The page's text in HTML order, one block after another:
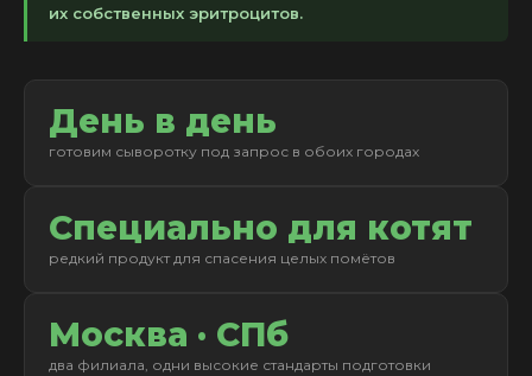
их собственных эритроцитов.
День в день
готовим сыворотку под запрос в обоих городах
Специально для котят
редкий продукт для спасения целых помётов
Москва · СПб
два филиала, одни высокие стандарты подготовки